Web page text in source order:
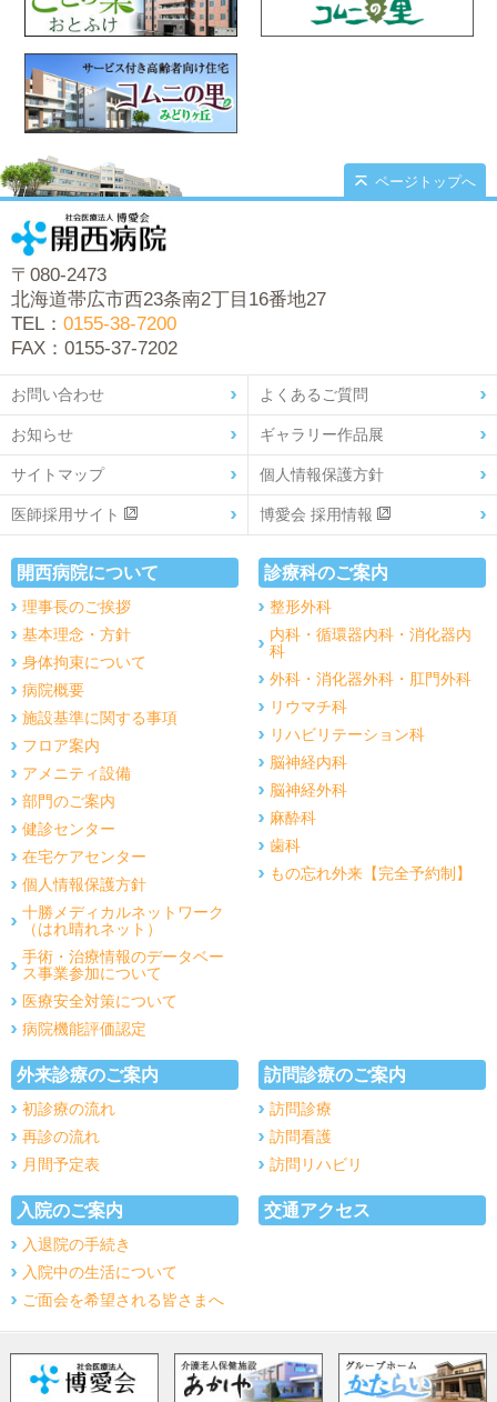
ページトップへ
〒080-2473
北海道帯広市西23条南2丁目16番地27
TEL： 0155-38-7200
FAX：0155-37-7202
お問い合わせ よくあるご質問
お知らせ ギャラリー作品展
サイトマップ 個人情報保護方針
医師採用サイト 博愛会 採用情報
開西病院について
理事長のご挨拶
基本理念・方針
身体拘束について
病院概要
施設基準に関する事項
フロア案内
アメニティ設備
部門のご案内
健診センター
在宅ケアセンター
個人情報保護方針
十勝メディカルネットワーク
（はれ晴れネット）
手術・治療情報のデータベー
ス事業参加について
医療安全対策について
病院機能評価認定
診療科のご案内
整形外科
内科・循環器内科・消化器内
科
外科・消化器外科・肛門外科
リウマチ科
リハビリテーション科
脳神経内科
脳神経外科
麻酔科
歯科
もの忘れ外来【完全予約制】
外来診療のご案内
初診療の流れ
再診の流れ
月間予定表
訪問診療のご案内
訪問診療
訪問看護
訪問リハビリ
入院のご案内
入退院の手続き
入院中の生活について
ご面会を希望される皆さまへ
交通アクセス